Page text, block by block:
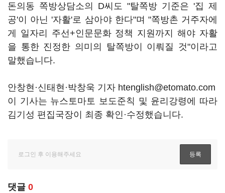
돈의동 쪽방상담소의 D씨도 "탈쪽방 기준은 '집 제
공'이 아닌 '자활'로 삼아야 한다"며 "쪽방촌 거주자에
게 일자리 주선+인문문화 정책 지원까지 해야 자활
을 통한 진정한 의미의 탈쪽방이 이뤄질 것"이라고
말했습니다.
안창현·신태현·박창욱 기자 htenglish@etomato.com
이 기사는 뉴스토마토 보도준칙 및 윤리강령에 따라
김기성 편집국장이 최종 확인·수정했습니다.
댓글 0